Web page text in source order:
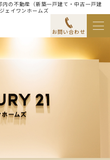
の不動産（新築一戸建て・中古一戸建
ェイワンホームズ
お問い合わせ